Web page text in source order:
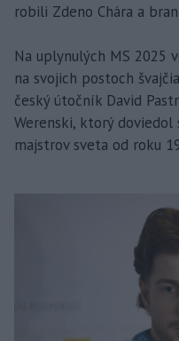
robili Zdeno Chára a
Na uplynulých MS 2025
na svojich postoch
český útočník David
Werenski, ktorý
majstrov sveta od roku